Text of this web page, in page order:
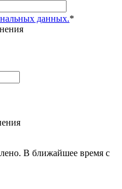
данных.*
В ближайшее время с